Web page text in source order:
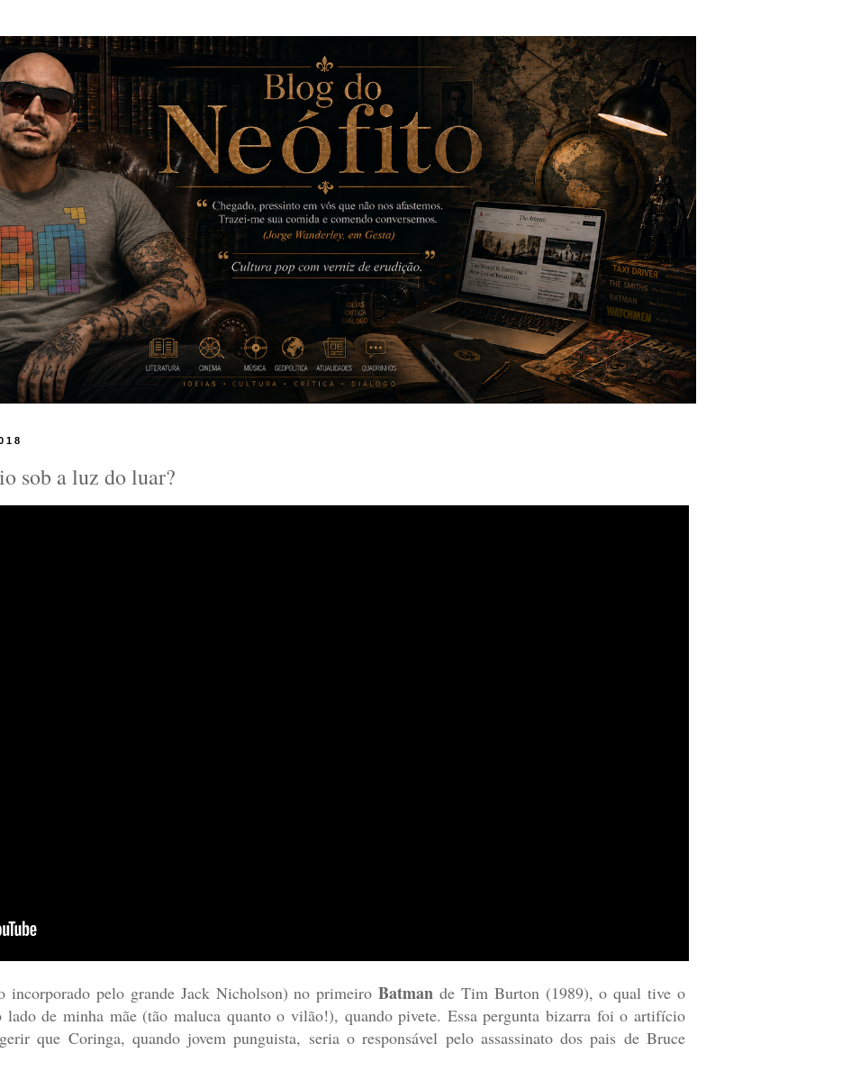
sob a luz do luar?
incorporado pelo grande Jack Nicholson) no primeiroBatman de Tim Burton (1989), o qual tive o
lado de minha mãe (tão maluca quanto o vilão!), quando pivete. Essa pergunta bizarra foi o artifício
que Coringa, quando jovem punguista, seria o responsável pelo assassinato dos pais de Bruce